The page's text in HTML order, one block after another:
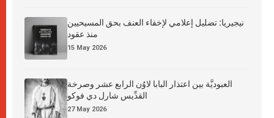
نيجيريا: تضليل إعلامي لإخفاء العنف بحق المسيحيين
منذ عقود
15 May 2026
العبوديَّة بين اعتذار البابا لاوُن الرابع عشر وصرخة
القدِّيس شارل دي فوكو
27 May 2026